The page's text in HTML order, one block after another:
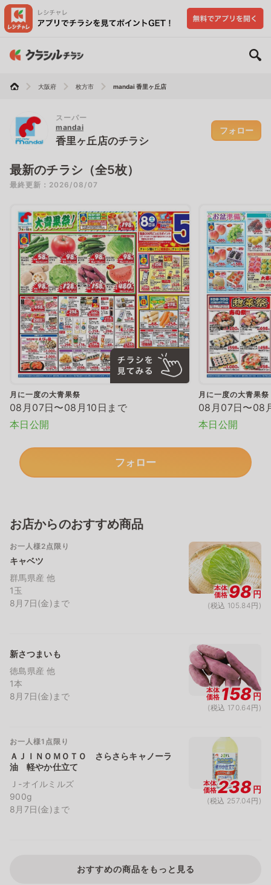
大阪府 枚方市 mandai 香里ヶ丘店
スーパー
mandai
香里ヶ丘店のチラシ
フォロー
最新のチラシ（全5枚）
最終更新：2026/08/07
月に一度の大青果祭
08月07日〜08月10日まで
本日公開
月に一度の大青果祭
08月07日〜08
本日公開
フォロー
お店からのおすすめ商品
お一人様2点限り
キャベツ
群馬県産 他
1玉
8月7日(金)まで
本体
価格98円
(税込 105.84円)
新さつまいも
徳島県産 他
1本
8月7日(金)まで
本体
価格 158円
(税込 170.64円)
お一人様1点限り
ＡＪＩＮＯＭＯＴＯ さらさらキャノーラ
油 軽やか仕立て
Ｊ-オイルミルズ
900g
8月7日(金)まで
本体
価格238円
(税込 257.04円)
おすすめの商品をもっと見る